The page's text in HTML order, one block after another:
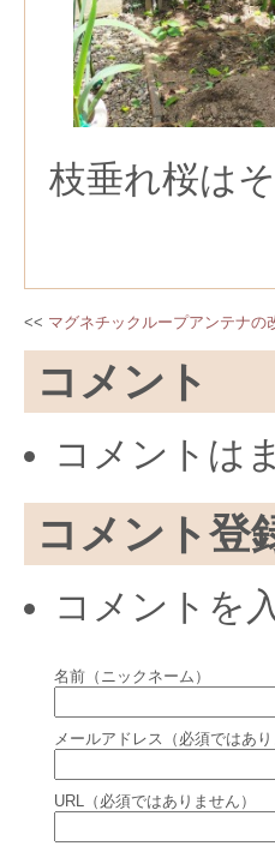
枝垂れ桜は
マグネチックループアンテナの
コメント
コメントは
コメント登
コメントを
名前（ニックネーム）
メールアドレス（必須ではあり
URL（必須ではありません）